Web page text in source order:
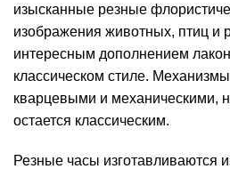
изысканные резные
изображения животных, птиц и
интересным дополнением
классическом стиле.
кварцевыми и механическими,
остается классическим.
Резные часы изготавливаются